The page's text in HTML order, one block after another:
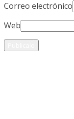
Correo electrónico
Web